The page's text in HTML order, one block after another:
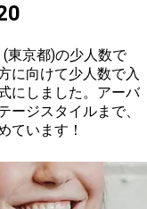
東京都)の少人数で
に向けて少人数で入
にしました。アーバ
ージスタイルまで、
ています！